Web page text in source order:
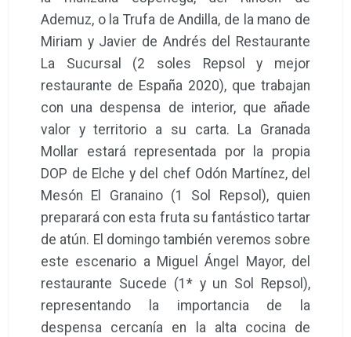
Ademuz, o la Trufa de Andilla, de la mano de
Miriam y Javier de Andrés del Restaurante
La Sucursal (2 soles Repsol y mejor
restaurante de España 2020), que trabajan
con una despensa de interior, que añade
valor y territorio a su carta. La Granada
Mollar estará representada por la propia
DOP de Elche y del chef Odón Martínez, del
Mesón El Granaino (1 Sol Repsol), quien
preparará con esta fruta su fantástico tartar
de atún. El domingo también veremos sobre
este escenario a Miguel Ángel Mayor, del
restaurante Sucede (1* y un Sol Repsol),
representando la importancia de la
despensa cercanía en la alta cocina de